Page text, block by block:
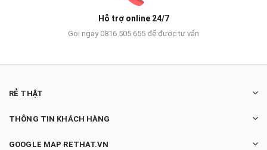
Hỗ trợ online 24/7
Gọi ngay 0816 505 655 để được tư vấn
RẺ THẬT
THÔNG TIN KHÁCH HÀNG
GOOGLE MAP RETHAT.VN